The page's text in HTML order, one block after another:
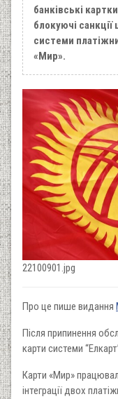
банківські
блокуючі
системи
«Мир».
22100901.jpg
Про це пише видання
Після припинення
карти системи
Карти «Мир»
інтеграції двох